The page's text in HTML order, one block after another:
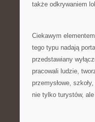
także odkrywaniem
Ciekawym
tego typu nadają
przedstawiany
pracowali ludzie,
przemysłowe,
nie tylko turystów,